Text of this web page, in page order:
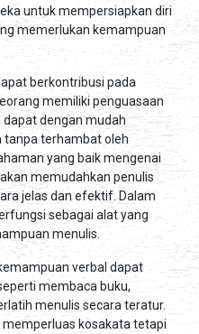
untuk mempersiapkan diri
memerlukan kemampuan
berkontribusi pada
memiliki penguasaan
dengan mudah
tanpa terhambat oleh
yang baik mengenai
memudahkan penulis
jelas dan efektif. Dalam
sebagai alat yang
menulis.
verbal dapat
membaca buku,
menulis secara teratur.
kosakata tetapi